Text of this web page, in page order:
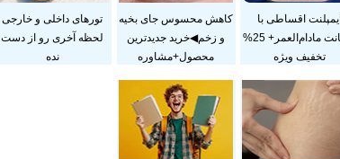
ایمپلنت اقساطی با
ضمانت مادام‌العمر+ 25%
تخفیف ویژه
کاهش محسوس جای بخیه
و زخم◀خرید جدیدترین
محصول+مشاوره
تورهای داخلی و خارجی
لحظه آخری رو از دست
نده